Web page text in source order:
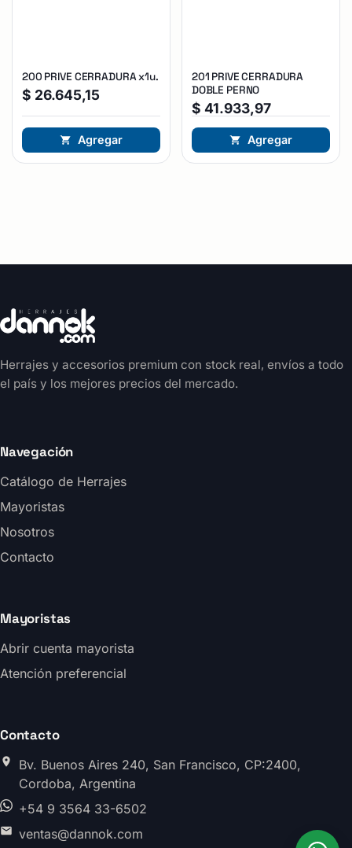
200 PRIVE CERRADURA x1u.
$ 26.645,15
Agregar
201 PRIVE CERRADURA
DOBLE PERNO
$ 41.933,97
Agregar
Herrajes y accesorios premium con stock real, envíos a todo
el país y los mejores precios del mercado.
Navegación
Catálogo de Herrajes
Mayoristas
Nosotros
Contacto
Mayoristas
Abrir cuenta mayorista
Atención preferencial
Contacto
Bv. Buenos Aires 240, San Francisco, CP:2400,
Cordoba, Argentina
+54 9 3564 33-6502
ventas@dannok.com